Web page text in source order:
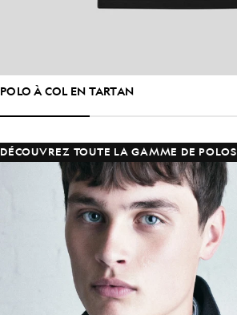
POLO À COL EN TARTAN
DÉCOUVREZ TOUTE LA GAMME DE POLOS